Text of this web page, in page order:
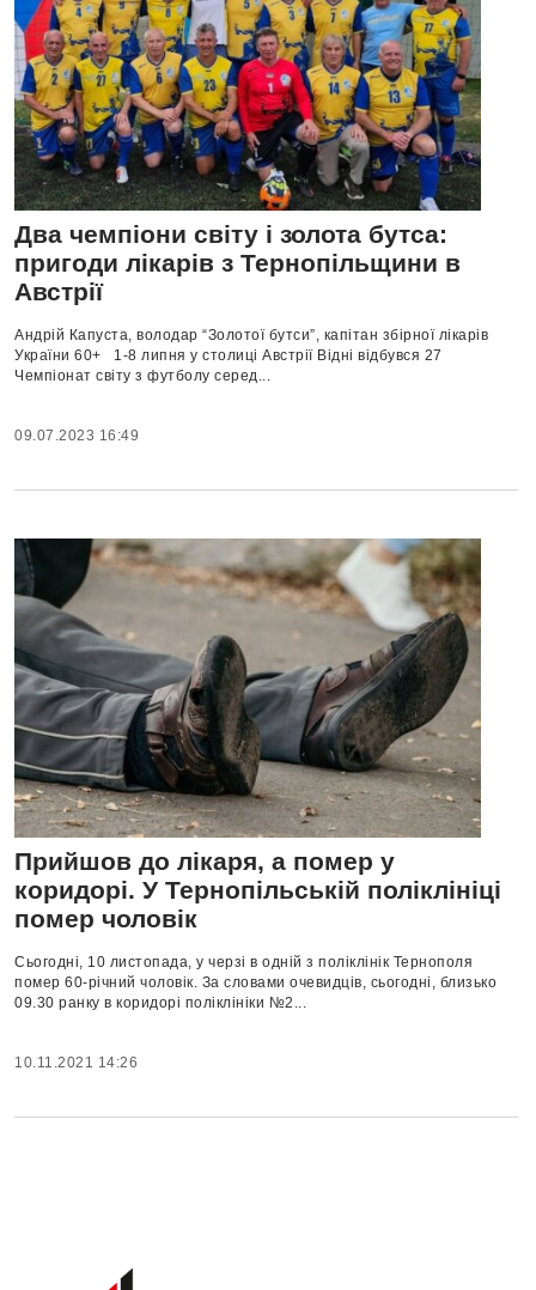
Два чемпіони світу і золота бутса:
пригоди лікарів з Тернопільщини в
Австрії
Андрій Капуста, володар “Золотої бутси”, капітан збірної лікарів
України 60+ 1-8 липня у столиці Австрії Відні відбувся 27
Чемпіонат світу з футболу серед...
09.07.2023 16:49
Прийшов до лікаря, а помер у
коридорі. У Тернопільській поліклініці
помер чоловік
Сьогодні, 10 листопада, у черзі в одній з поліклінік Тернополя
помер 60-річний чоловік. За словами очевидців, сьогодні, близько
09.30 ранку в коридорі поліклініки №2...
10.11.2021 14:26